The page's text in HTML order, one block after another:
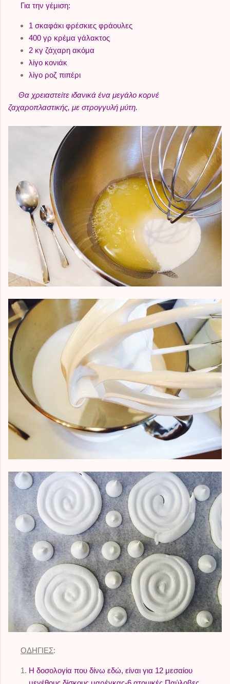
Για την γέμιση:
1 σκαφάκι φρέσκιες φράουλες
400 γρ κρέμα γάλακτος
2 κγ ζάχαρη ακόμα
λίγο κονιάκ
λίγο ροζ πιπέρι
Θα χρειαστείτε ιδανικά ένα μεγάλο κορνέ
ζαχαροπλαστικής, με στρογγυλή μύτη.
ΟΔΗΓΙΕΣ:
Η δοσολογία που δίνω εδώ, είναι για 12 μεσαίου